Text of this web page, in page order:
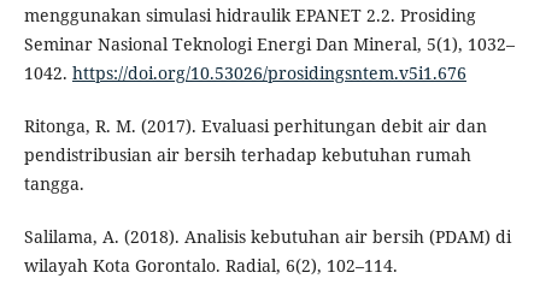
menggunakan simulasi hidraulik EPANET 2.2. Prosiding
Seminar Nasional Teknologi Energi Dan Mineral, 5(1), 1032–
1042. https://doi.org/10.53026/prosidingsntem.v5i1.676
Ritonga, R. M. (2017). Evaluasi perhitungan debit air dan
pendistribusian air bersih terhadap kebutuhan rumah
tangga.
Salilama, A. (2018). Analisis kebutuhan air bersih (PDAM) di
wilayah Kota Gorontalo. Radial, 6(2), 102–114.